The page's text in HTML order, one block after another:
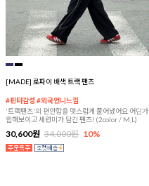
[MADE] 로파이 배색 트랙 팬츠
#핀터감성 #외국언니느낌
'트랙팬츠'의 편안함을 멋스럽게 풀어냈어요 어딘가
힙해보이고 세련미가 담긴 팬츠! (2color / M,L)
30,600원 34,000원 10%